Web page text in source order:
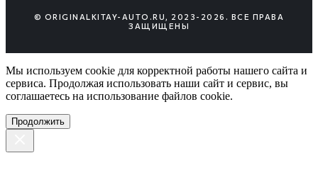
© ORIGINALKITAY-AUTO.RU, 2023-2026. ВСЕ ПРАВА
ЗАЩИЩЕНЫ
Мы используем cookie для корректной работы нашего сайта и
сервиса. Продолжая использовать наши сайт и сервис, вы
соглашаетесь на использование файлов сookie.
Продолжить